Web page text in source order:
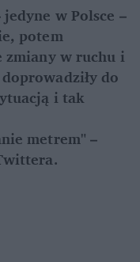
w Polsce –
potem
zmiany w ruchu i
do
i tak
metrem" –